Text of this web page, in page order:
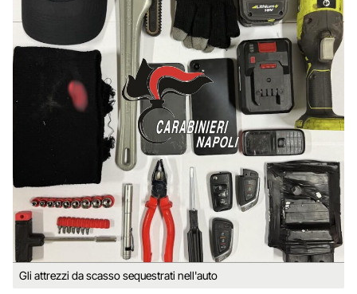
Gli attrezzi da scasso sequestrati nell'auto